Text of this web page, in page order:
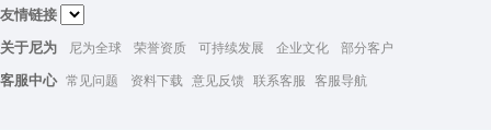
友情链接
关于尼为
尼为全球 荣誉资质 可持续发展 企业文化 部分客户
客服中心 常见问题 资料下载 意见反馈 联系客服 客服导航